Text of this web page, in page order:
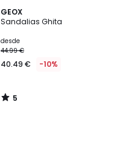
GEOX
Sandalias Ghita
desde
44.99 €
40.49 € -10%
5
/
5
/